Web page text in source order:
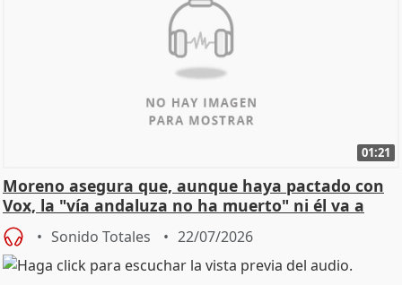
01:21
Moreno asegura que, aunque haya pactado con
Vox, la "vía andaluza no ha muerto" ni él va a
"cambiar"
Sonido Totales 22/07/2026